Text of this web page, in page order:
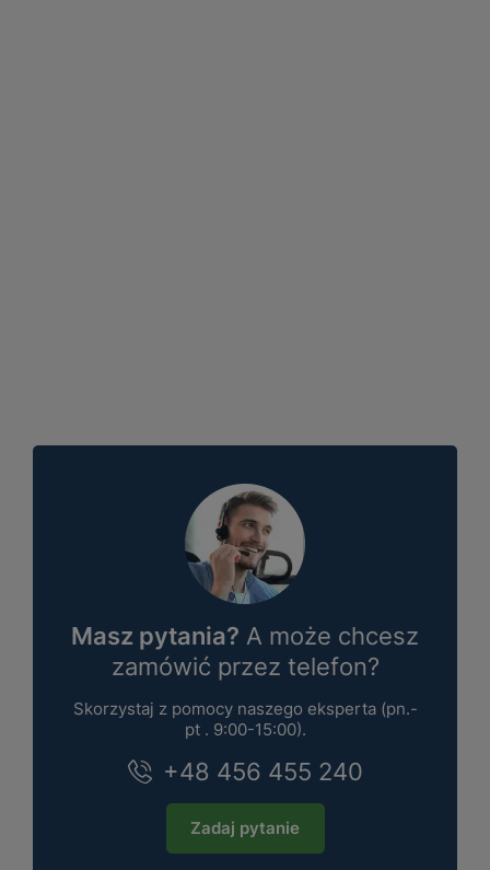
Masz pytania? A może chcesz
zamówić przez telefon?
Skorzystaj z pomocy naszego eksperta (pn.-
pt . 9:00-15:00).
+48 456 455 240
Zadaj pytanie